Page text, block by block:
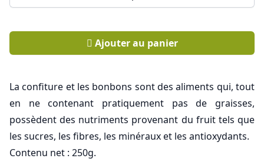
Ajouter au panier
La confiture et les bonbons sont des aliments qui, tout
en ne contenant pratiquement pas de graisses,
possèdent des nutriments provenant du fruit tels que
les sucres, les fibres, les minéraux et les antioxydants.
Contenu net : 250g.